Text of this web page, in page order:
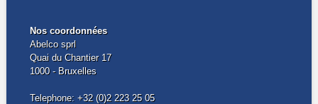
Nos coordonnées
Abelco sprl
Quai du Chantier 17
1000 - Bruxelles
Telephone: +32 (0)2 223 25 05